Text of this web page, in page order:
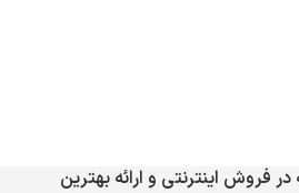
سال تجربه در فروش اینترنتی و ارائه بهترین